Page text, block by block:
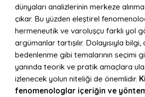
dünyaları analizlerinin merkeze
çıkar. Bu yüzden eleştirel
hermeneutik ve varoluşçu farklı yol
argümanlar tartışılır. Dolayısıyla
bedenlenme gibi temalarının seçimi
yanında teorik ve pratik amaçlara
izlenecek yolun niteliği de önemlidir.
fenomenologlar içeriğin ve